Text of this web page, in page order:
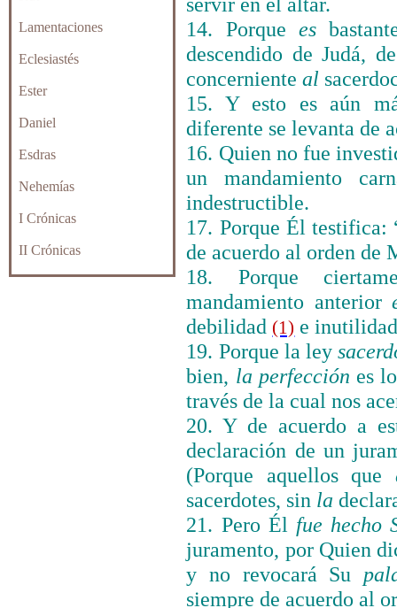
Lamentaciones
Eclesiastés
Ester
Daniel
Esdras
Nehemías
I Crónicas
II Crónicas
14. Porque es
descendido de Judá,
concernienteal
15. Y esto es aún
diferente se levanta de
16. Quien no fue
un mandamiento
indestructible.
17. Porque Él
de acuerdo al orden de
18. Porque
mandamiento anterior
debilidad (1) e
19. Porque la ley
bien, la perfección es
través de la cual nos
20. Y de acuerdo a
declaración de un
(Porque aquellos que
sacerdotes, sin la
21. Pero Él fue hecho
juramento, por Quien
y no revocará Su
siempre de acuerdo al